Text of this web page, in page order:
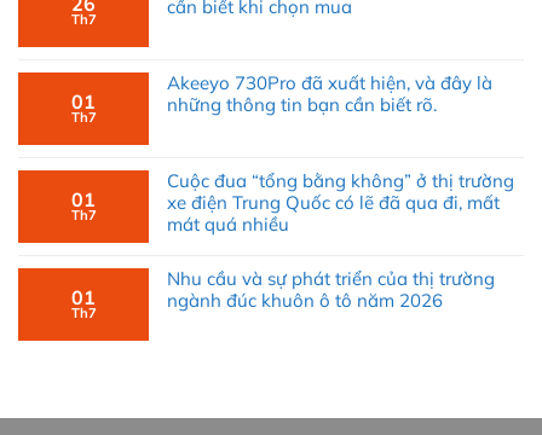
A488?
Th7
cần biết khi chọn mua
01
Th7
Akeeyo 730Pro đã xuất hiện, và đây là
những thông tin bạn cần biết rõ.
01
Th7
Cuộc đua “tổng bằng không” ở thị trường
xe điện Trung Quốc có lẽ đã qua đi, mất
mát quá nhiều
01
Th7
Nhu cầu và sự phát triển của thị trường
ngành đúc khuôn ô tô năm 2026